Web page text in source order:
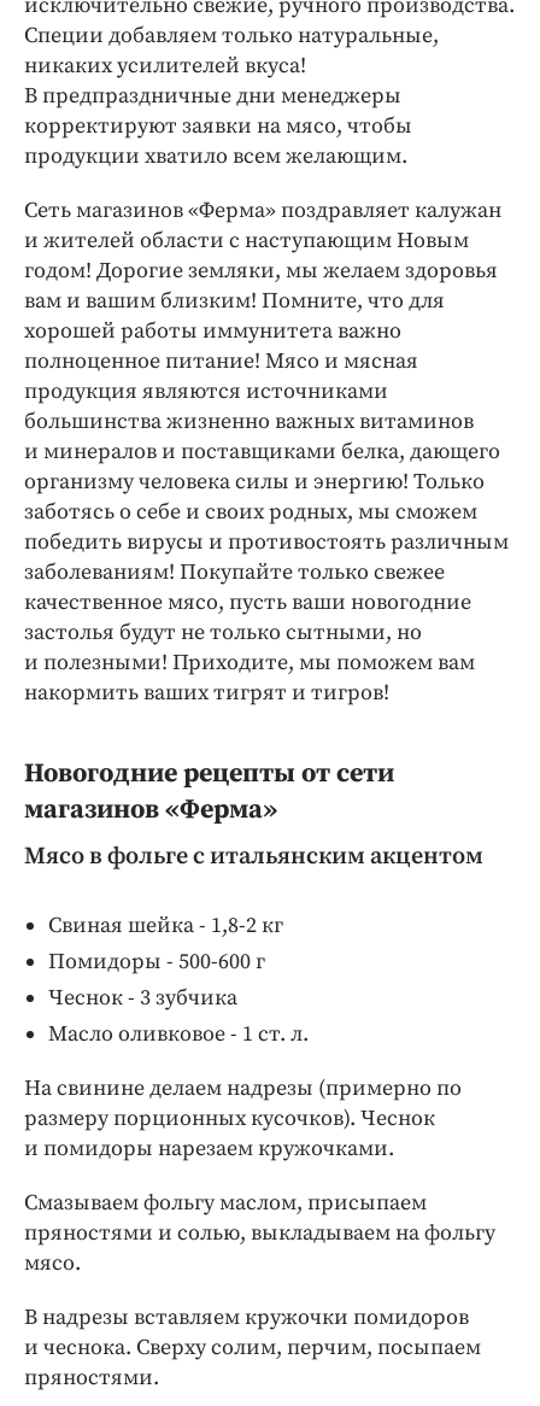
Специи добавляем только натуральные,
никаких усилителей вкуса!
В предпраздничные дни менеджеры
корректируют заявки на мясо, чтобы
продукции хватило всем желающим.
Сеть магазинов «Ферма» поздравляет калужан
и жителей области с наступающим Новым
годом! Дорогие земляки, мы желаем здоровья
вам и вашим близким! Помните, что для
хорошей работы иммунитета важно
полноценное питание! Мясо и мясная
продукция являются источниками
большинства жизненно важных витаминов
и минералов и поставщиками белка, дающего
организму человека силы и энергию! Только
заботясь о себе и своих родных, мы сможем
победить вирусы и противостоять различным
заболеваниям! Покупайте только свежее
качественное мясо, пусть ваши новогодние
застолья будут не только сытными, но
и полезными! Приходите, мы поможем вам
накормить ваших тигрят и тигров!
Новогодние рецепты от сети
магазинов «Ферма»
Мясо в фольге с итальянским акцентом
Свиная шейка - 1,8-2 кг
Помидоры - 500-600 г
Чеснок - 3 зубчика
Масло оливковое - 1 ст. л.
На свинине делаем надрезы (примерно по
размеру порционных кусочков). Чеснок
и помидоры нарезаем кружочками.
Смазываем фольгу маслом, присыпаем
пряностями и солью, выкладываем на фольгу
мясо.
В надрезы вставляем кружочки помидоров
и чеснока. Сверху солим, перчим, посыпаем
пряностями.